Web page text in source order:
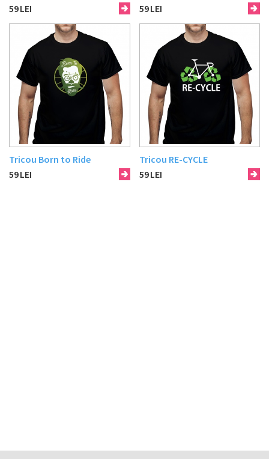
59LEI 59LEI
Tricou Born to Ride
59LEI
Tricou RE-CYCLE
59LEI